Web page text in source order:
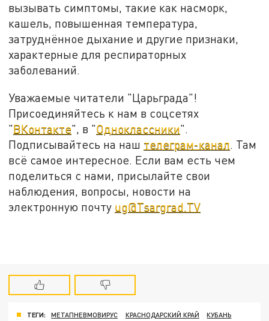
вызывать симптомы, такие как насморк,
кашель, повышенная температура,
затруднённое дыхание и другие признаки,
характерные для респираторных
заболеваний.
Уважаемые читатели "Царьграда"!
Присоединяйтесь к нам в соцсетях
"ВКонтакте", в "Одноклассники".
Подписывайтесь на наш телеграм-канал. Там
всё самое интересное. Если вам есть чем
поделиться с нами, присылайте свои
наблюдения, вопросы, новости на
электронную почту ug@Tsargrad.TV
ТЕГИ: МЕТАПНЕВМОВИРУС КРАСНОДАРСКИЙ КРАЙ
КУБАНЬ